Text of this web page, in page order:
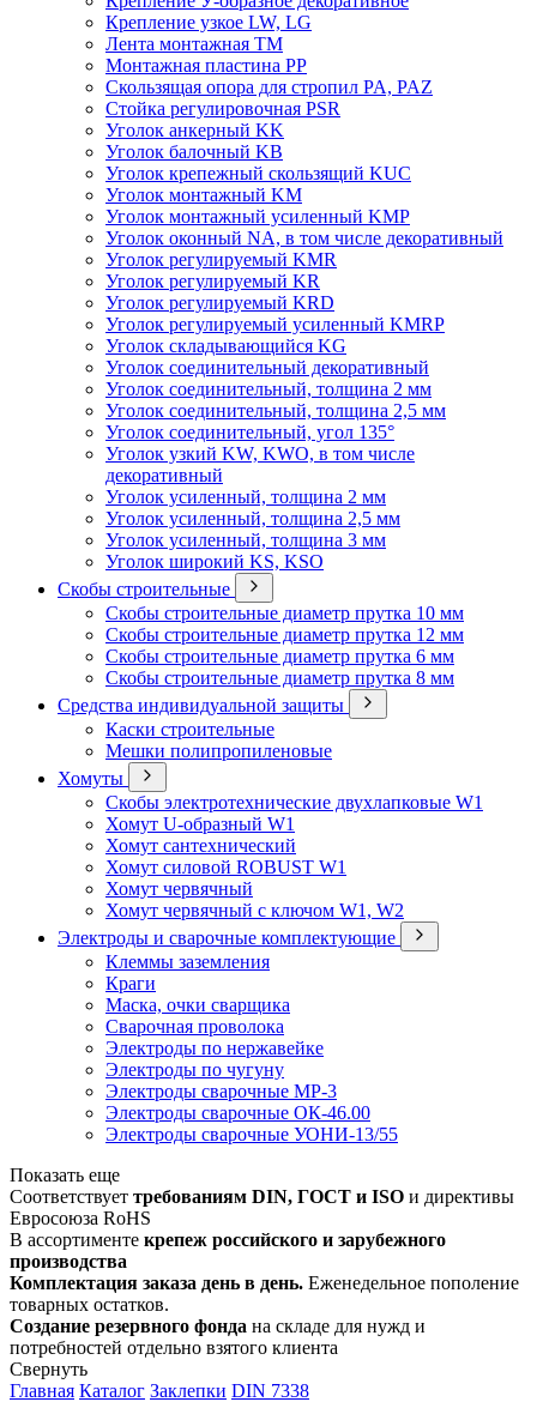
Крепление узкое LW, LG
Лента монтажная TM
Монтажная пластина PP
Скользящая опора для стропил PA, PAZ
Стойка регулировочная PSR
Уголок анкерный KK
Уголок балочный KB
Уголок крепежный скользящий KUC
Уголок монтажный KM
Уголок монтажный усиленный KMP
Уголок оконный NA, в том числе декоративный
Уголок регулируемый KMR
Уголок регулируемый KR
Уголок регулируемый KRD
Уголок регулируемый усиленный KMRP
Уголок складывающийся KG
Уголок соединительный декоративный
Уголок соединительный, толщина 2 мм
Уголок соединительный, толщина 2,5 мм
Уголок соединительный, угол 135°
Уголок узкий KW, KWO, в том числе
декоративный
Уголок усиленный, толщина 2 мм
Уголок усиленный, толщина 2,5 мм
Уголок усиленный, толщина 3 мм
Уголок широкий KS, KSO
Скобы строительные
Скобы строительные диаметр прутка 10 мм
Скобы строительные диаметр прутка 12 мм
Скобы строительные диаметр прутка 6 мм
Скобы строительные диаметр прутка 8 мм
Средства индивидуальной защиты
Каски строительные
Мешки полипропиленовые
Хомуты
Скобы электротехнические двухлапковые W1
Хомут U-образный W1
Хомут сантехнический
Хомут силовой ROBUST W1
Хомут червячный
Хомут червячный с ключом W1, W2
Электроды и сварочные комплектующие
Клеммы заземления
Краги
Маска, очки сварщика
Сварочная проволока
Электроды по нержавейке
Электроды по чугуну
Электроды сварочные МР-3
Электроды сварочные ОК-46.00
Электроды сварочные УОНИ-13/55
Показать еще
Соответствует требованиям DIN, ГОСТ и ISO и директивы
Евросоюза RoHS
В ассортименте крепеж российского и зарубежного
производства
Комплектация заказа день в день. Еженедельное пополение
товарных остатков.
Создание резервного фонда на складе для нужд и
потребностей отдельно взятого клиента
Свернуть
Главная Каталог Заклепки DIN 7338